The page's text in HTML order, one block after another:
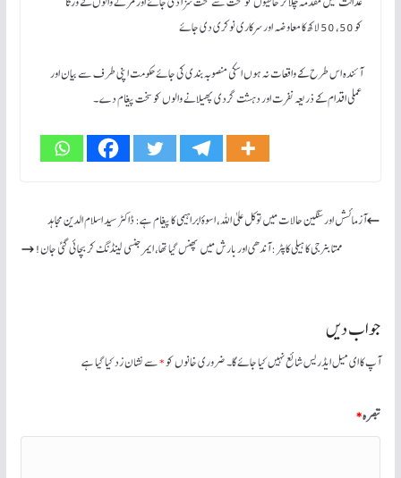
عدالت میں مقدمہ چلاکر خاطیوں کو سخت سے سخت سزا دی جائے اور مرنے والوں کے ورثا
کو 50، 50 لاکھ کا معاوضہ اور سرکاری نوکری دی جائے
آئندہ اس طرح کے واقعات نہ ہوں اسکی منصوبہ بندی کی جائے حکومت اپنی طرف سے بیان اور
عملی اقدام کے ذریعہ نفرت اور دہشت گردی پھیلانے والوں کو سخت پیغام دے ۔
آزمائشں اور سنگین حالات میں توکل علیٰ اللہ، اسوۂ ابراہیمی کا پیغام ہے: ڈاکٹر سید اسلام الدین مجاہد
ممتا بنرجی کا ہیلی کاپٹر: آندھی اور بارش میں پھنس گیا تھا، ایمرجنسی لینڈنگ کر بچائی گئی جان!
جواب دیں
آپ کا ای میل ایڈریس شائع نہیں کیا جائے گا۔ ضروری خانوں کو سے نشان زد کیا گیا ہے
تبصرہ